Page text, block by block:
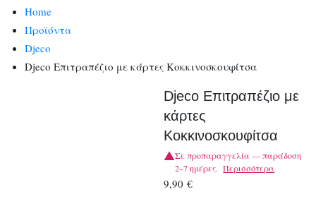
Home
Προϊόντα
Djeco
Djeco Επιτραπέζιο με κάρτες Κοκκινοσκουφίτσα
Djeco Επιτραπέζιο με
κάρτες
Κοκκινοσκουφίτσα
Σε προπαραγγελία — παράδοση
2–7 ημέρες. Περισσότερα
9,90€